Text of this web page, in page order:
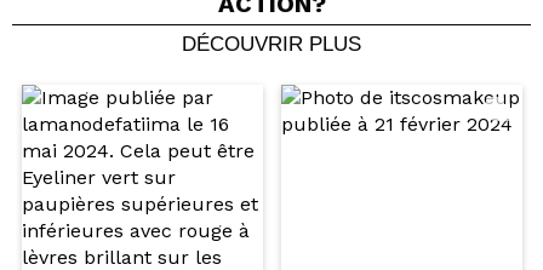
Partager une vidéo ou une photo
Votre vidéo pourrait être la première. Imaginez...
Recommandez-vous cet achat?
ENVOYER
DÉCOUVRIR PLUS